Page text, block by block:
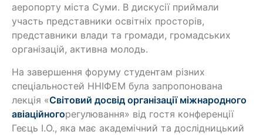
аеропорту міста Суми. В дискусії приймали
участь представники освітніх просторів,
представники влади та громади, громадських
організацій, активна молодь.
На завершення форуму студентам різних
спеціальностей ННІФЕМ була запропонована
лекція «Світовий досвід організації міжнародного
авіаційногорегулювання» від гостя конференції
Геєць І.О., яка має академічний та дослідницький